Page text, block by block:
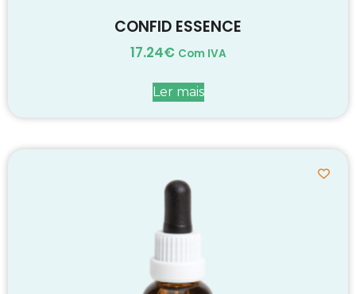
CONFID ESSENCE
17.24€ Com IVA
Ler mais